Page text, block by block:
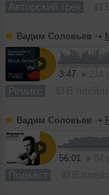
Авторский трек
Вадим Соловьев ➝
3:47
Ремикс
Вадим Соловьев ➝
56:01
Подкаст